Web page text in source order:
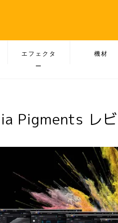
エフェクタ
ー
機材
Pigments レ